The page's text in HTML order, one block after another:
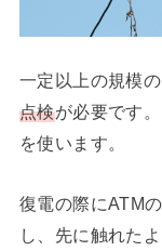
一定以上の規模
点検が必要です
を使います。
復電の際にATM
し、先に触れた